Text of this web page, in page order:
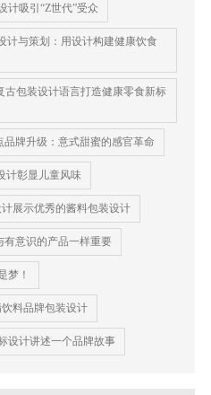
计吸引“Z世代”受众
计与策划：用设计构建健康饮食
古包装设计语言打造健康零食新标
牌升级：意式甜蜜的感官革命
计彰显儿童风味
展示优秀的酱料包装设计
有意识的产品一样重要
梦！
料品牌包装设计
设计讲述一个品牌故事